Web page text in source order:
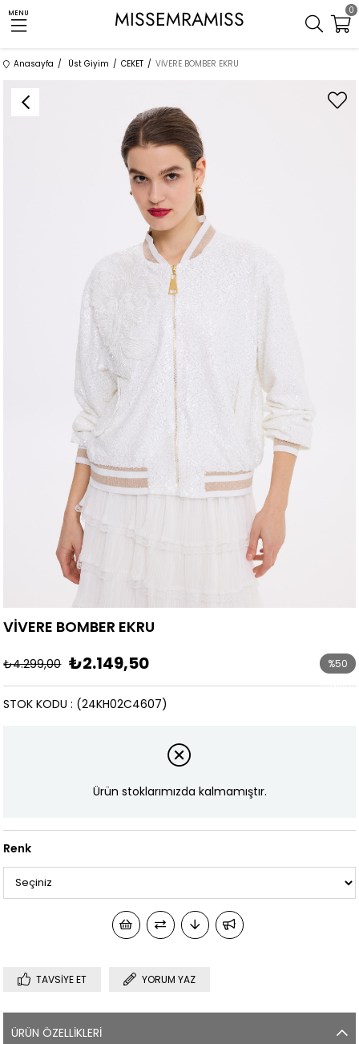
MENU MISSEMRAMISS 0
Anasayfa Üst Giyim CEKET VİVERE BOMBER EKRU
VİVERE BOMBER EKRU
₺4.299,00 ₺2.149,50 %50
İndirim
(24KH02C4607)
STOK KODU
Ürün stoklarımızda kalmamıştır.
Renk
TAVSIYE ET YORUM YAZ
ÜRÜN ÖZELLIKLERI